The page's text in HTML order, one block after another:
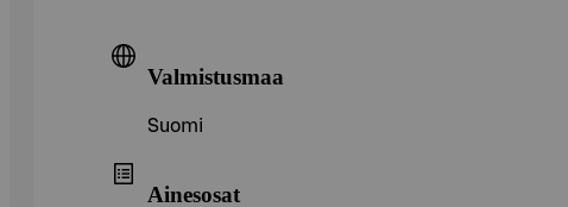
Valmistusmaa
Suomi
Ainesosat